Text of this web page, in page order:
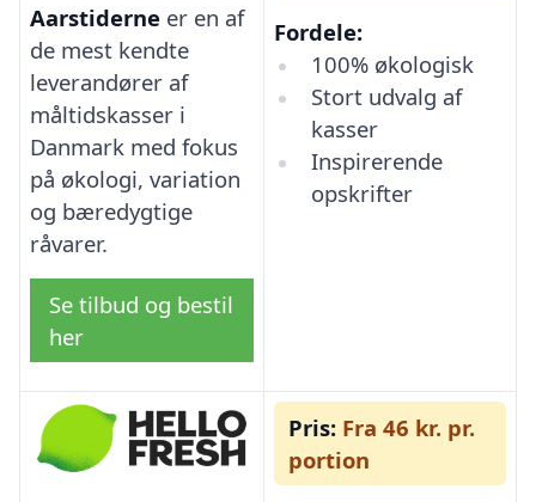
Aarstiderne er en af
de mest kendte
leverandører af
måltidskasser i
Danmark med fokus
på økologi, variation
og bæredygtige
råvarer.
Se tilbud og bestil
her
Fordele:
100% økologisk
Stort udvalg af
kasser
Inspirerende
opskrifter
Pris: Fra 46 kr. pr.
portion